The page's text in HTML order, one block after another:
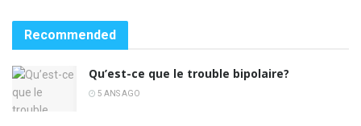
Recommended
Qu’est-ce que le trouble bipolaire?
5 ANS AGO